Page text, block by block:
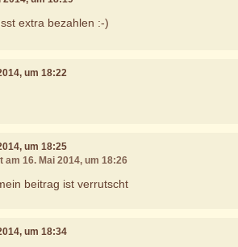
extra bezahlen :-)
um 18:22
um 18:25
am 16. Mai 2014, um 18:26
beitrag ist verrutscht
um 18:34